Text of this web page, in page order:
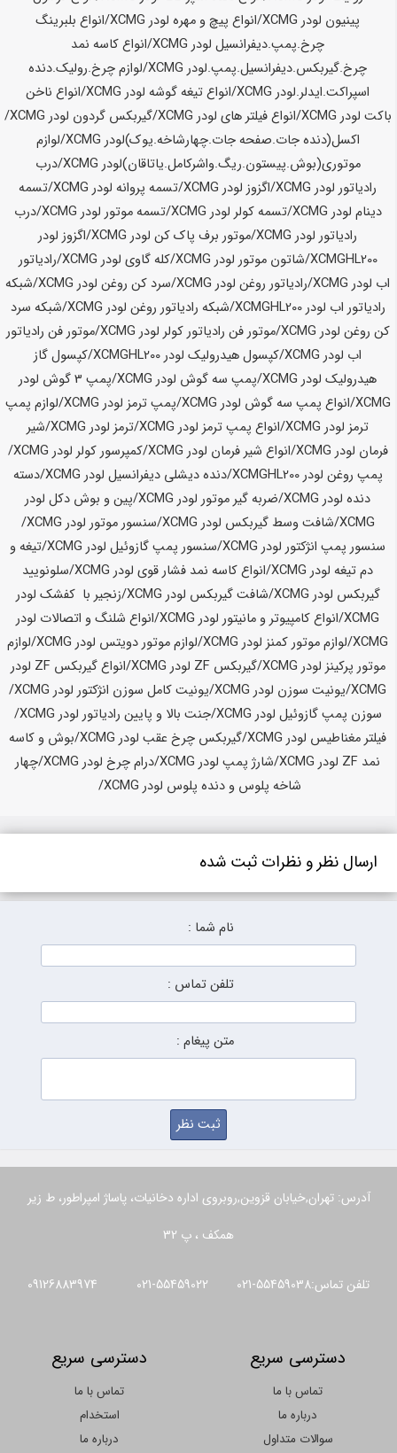
ارسال نظر و نظرات ثبت شده
نام شما :
تلفن تماس :
متن پیغام :
آدرس: تهران,خیابان قزوین,روبروی اداره دخانیات، پاساژ امپراطور، ط زیر
همکف ، پ 32
تلفن تماس:55459038-021 55459022-021 09126883974
دسترسی سریع
تماس با ما
درباره ما
سوالات متداول
دسترسی سریع
تماس با ما
استخدام
درباره ما